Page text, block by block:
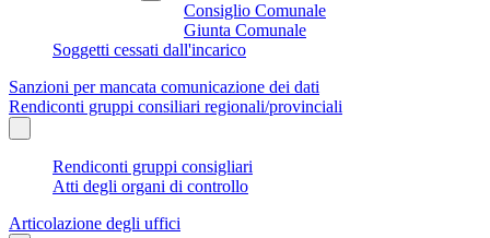
Consiglio Comunale
Giunta Comunale
Soggetti cessati dall'incarico
Sanzioni per mancata comunicazione dei dati
Rendiconti gruppi consiliari regionali/provinciali
Rendiconti gruppi consigliari
Atti degli organi di controllo
Articolazione degli uffici